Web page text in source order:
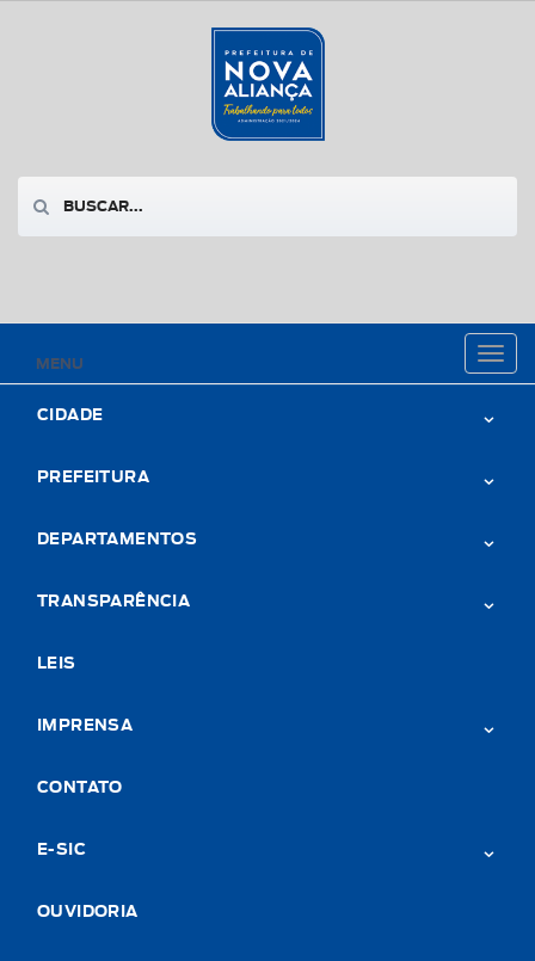
MENU
Toggle
CIDADE
PREFEITURA
DEPARTAMENTOS
TRANSPARÊNCIA
LEIS
IMPRENSA
CONTATO
E-SIC
OUVIDORIA